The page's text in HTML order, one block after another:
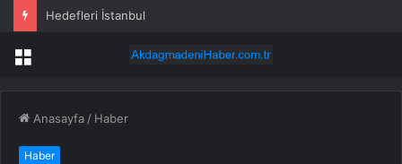
Hedefleri İstanbul
Menü
Anasayfa / Haber
Haber